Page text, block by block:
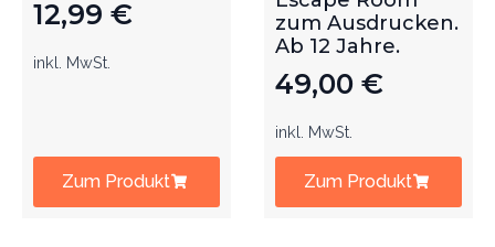
12,99 €
inkl. MwSt.
Zum Produkt
zum Ausdrucken.
Ab 12 Jahre.
49,00 €
inkl. MwSt.
Zum Produkt